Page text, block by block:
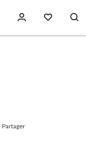
Partager